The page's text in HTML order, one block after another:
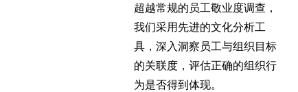
超越常规的员工敬业度调查，
我们采用先进的文化分析工
具，深入洞察员工与组织目标
的关联度，评估正确的组织行
为是否得到体现。